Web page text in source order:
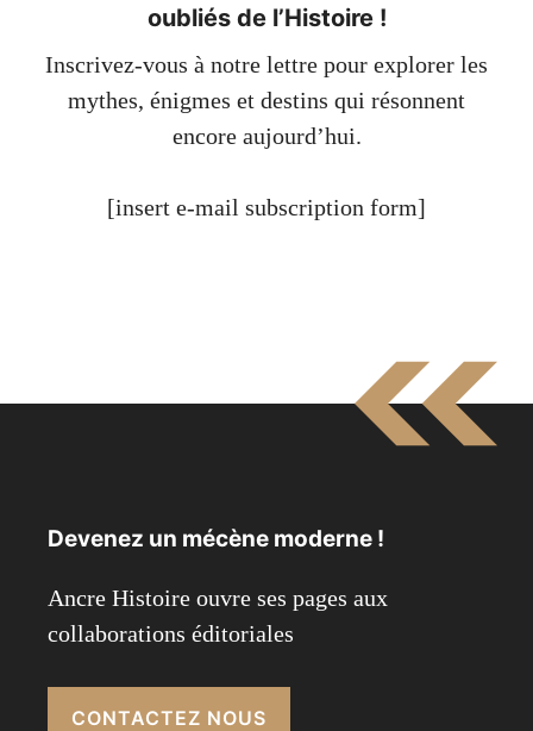
oubliés de l’Histoire !
Inscrivez-vous à notre lettre pour explorer les
mythes, énigmes et destins qui résonnent
encore aujourd’hui.
[insert e-mail subscription form]
Devenez un mécène moderne !
Ancre Histoire ouvre ses pages aux
collaborations éditoriales
CONTACTEZ NOUS